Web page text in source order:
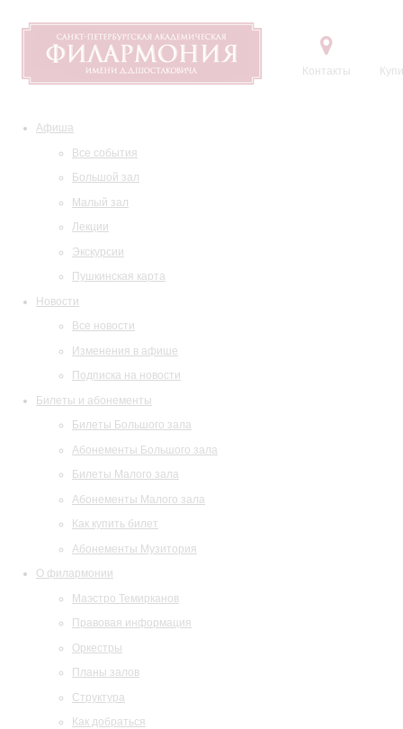
Контакты
Афиша
Все события
Большой зал
Малый зал
Лекции
Экскурсии
Пушкинская карта
Новости
Все новости
Изменения в афише
Подписка на новости
Билеты и абонементы
Билеты Большого зала
Абонементы Большого зала
Билеты Малого зала
Абонементы Малого зала
Как купить билет
Абонементы Музитория
О филармонии
Маэстро Темирканов
Правовая информация
Оркестры
Планы залов
Структура
Как добраться